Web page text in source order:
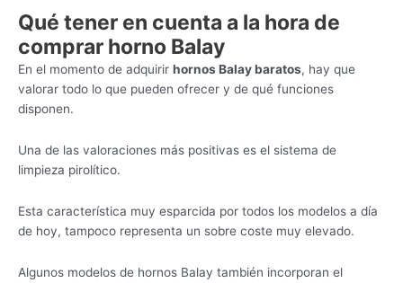
Qué tener en cuenta a la hora de
comprar horno Balay
En el momento de adquirir hornos Balay baratos, hay que
valorar todo lo que pueden ofrecer y de qué funciones
disponen.
Una de las valoraciones más positivas es el sistema de
limpieza pirolítico.
Esta característica muy esparcida por todos los modelos a día
de hoy, tampoco representa un sobre coste muy elevado.
Algunos modelos de hornos Balay también incorporan el